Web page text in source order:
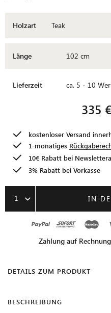
Holzart Teak
Länge 102 cm
Lieferzeit ca. 5 - 10
335 €
kostenloser Versand
1-monatiges
10€ Rabatt bei
3% Rabatt bei Vorkasse
1 IN
Zahlung auf
DETAILS ZUM PRODUKT
BESCHREIBUNG